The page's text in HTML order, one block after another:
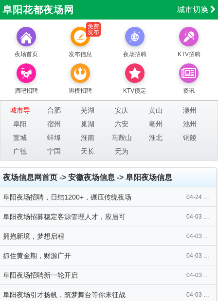
城市切换
阜阳花都夜场网
夜场首页
免费
发布
发布信息 夜场招聘 KTV招聘
酒吧招聘 男模招聘 KTV预定 资讯
城市导
航：
合肥 芜湖 安庆 黄山
滁州
阜阳
宿州 巢湖 六安 亳州
池州
宣城
蚌埠 淮南 马鞍山 淮北
铜陵
广德
宁国 天长 无为
夜场信息网首页 -> 安徽夜场信息 -> 阜阳夜场信息
阜阳夜场招聘，日结1200+，碾压传统夜场 04-24 07:51
阜阳夜场招募稳定客源管理人才，应届可 04-03 19:28
拥抱新境，梦想启程 04-03 19:27
抓住黄金期，财源广开 04-03 19:27
阜阳夜场招聘新一轮开启 04-03 19:27
阜阳夜场引才扬帆，筑梦舞台等你来征战 04-03 19:27